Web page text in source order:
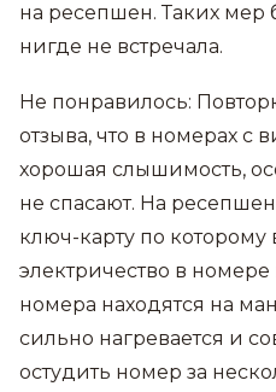
на ресепшен. Таких мер
нигде не встречала.
Не понравилось:
отзыва, что в номерах с
хорошая слышимость,
не спасают. На
ключ-карту по которому
электричество в номере
номера находятся на
сильно нагревается и
остудить номер за